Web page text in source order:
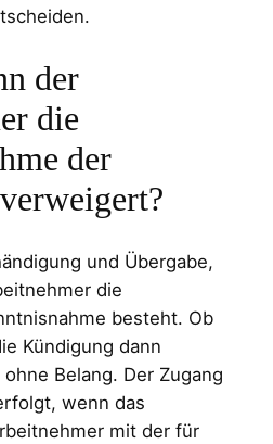
der
die
der
und Übergabe,
die
besteht. Ob
Kündigung dann
Belang. Der Zugang
wenn das
mit der für